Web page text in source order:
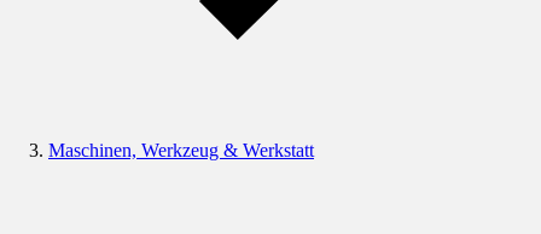
Maschinen, Werkzeug & Werkstatt